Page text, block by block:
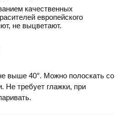
качественных
европейского
не выцветают.
выше 40°. Можно полоскать со
Не требует глажки, при